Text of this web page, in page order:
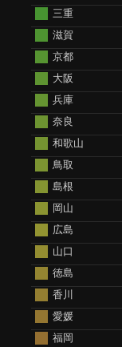
三重
滋賀
京都
大阪
兵庫
奈良
和歌山
鳥取
島根
岡山
広島
山口
徳島
香川
愛媛
福岡